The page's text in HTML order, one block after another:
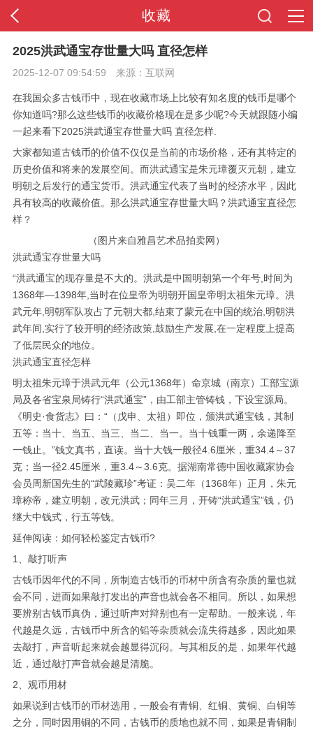
收藏
全站导航
2025洪武通宝存世量大吗 直径怎样
2025-12-07 09:54:59 来源：互联网
在我国众多古钱币中，现在收藏市场上比较有知名度的钱币是哪个
你知道吗?那么这些钱币的收藏价格现在是多少呢?今天就跟随小编
一起来看下2025洪武通宝存世量大吗 直径怎样.
大家都知道古钱币的价值不仅仅是当前的市场价格，还有其特定的
历史价值和将来的发展空间。而洪武通宝是朱元璋覆灭元朝，建立
明朝之后发行的通宝货币。洪武通宝代表了当时的经济水平，因此
具有较高的收藏价值。那么洪武通宝存世量大吗？洪武通宝直径怎
样？
（图片来自雅昌艺术品拍卖网）
洪武通宝存世量大吗
“洪武通宝的现存量是不大的。洪武是中国明朝第一个年号,时间为
1368年—1398年,当时在位皇帝为明朝开国皇帝明太祖朱元璋。洪
武元年,明朝军队攻占了元朝大都,结束了蒙元在中国的统治,明朝洪
武年间,实行了较开明的经济政策,鼓励生产发展,在一定程度上提高
了低层民众的地位。
洪武通宝直径怎样
明太祖朱元璋于洪武元年（公元1368年）命京城（南京）工部宝源
局及各省宝泉局铸行“洪武通宝”，由工部主管铸钱，下设宝源局。
《明史·食货志》曰：“（戊申、太祖）即位，颁洪武通宝钱，其制
五等：当十、当五、当三、当二、当一。当十钱重一两，余递降至
一钱止。”钱文真书，直读。当十大钱一般径4.6厘米，重34.4～37
克；当一径2.45厘米，重3.4～3.6克。据湖南常德中国收藏家协会
会员周新国先生的“武陵藏珍”考证：吴二年（1368年）正月，朱元
璋称帝，建立明朝，改元洪武；同年三月，开铸“洪武通宝”钱，仍
继大中钱式，行五等钱。
延伸阅读：如何轻松鉴定古钱币?
1、敲打听声
古钱币因年代的不同，所制造古钱币的币材中所含有杂质的量也就
会不同，进而如果敲打发出的声音也就会各不相同。所以，如果想
要辨别古钱币真伪，通过听声对辩别也有一定帮助。一般来说，年
代越是久远，古钱币中所含的铅等杂质就会流失得越多，因此如果
去敲打，声音听起来就会越显得沉闷。与其相反的是，如果年代越
近，通过敲打声音就会越是清脆。
2、观币用材
如果说到古钱币的币材选用，一般会有青铜、红铜、黄铜、白铜等
之分，同时因用铜的不同，古钱币的质地也就不同，如果是青铜制